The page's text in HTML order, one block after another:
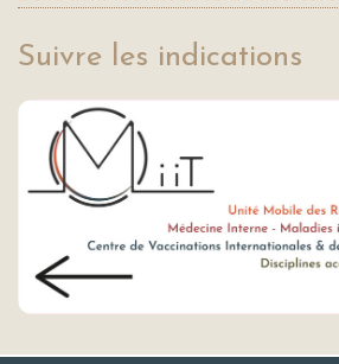
Suivre les indications